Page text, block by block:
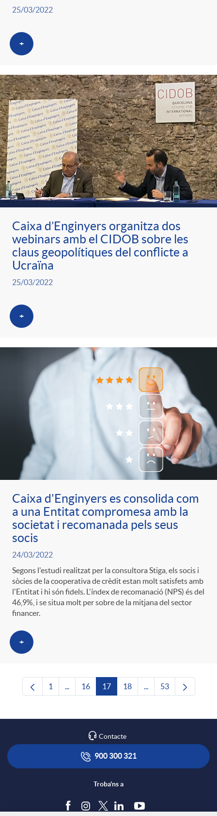
25/03/2022
+
Caixa d’Enginyers organitza dos
webinars amb el CIDOB sobre les
claus geopolítiques del conflicte a
Ucraïna
25/03/2022
+
Caixa d'Enginyers es consolida com
a una Entitat compromesa amb la
societat i recomanada pels seus
socis
24/03/2022
Segons l'estudi realitzat per la consultora Stiga, els socis i
sòcies de la cooperativa de crèdit estan molt satisfets amb
l'Entitat i hi són fidels. L'índex de recomanació (NPS) és del
46,9%, i se situa molt per sobre de la mitjana del sector
financer.
+
Pàgina
1 ...Pàgines intermèdies Utilitzeu TAB per
Pàgina
16 Pàgina
17 Pàgina
18 ...Pàgines intermèdies
Pàgina
53
Contacte
900 300 321
Troba'ns a